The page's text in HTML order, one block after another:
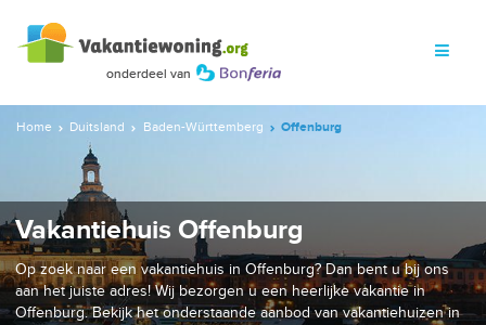
Home Duitsland Baden-Württemberg Offenburg
Vakantiehuis Offenburg
Op zoek naar een vakantiehuis in Offenburg? Dan bent u bij ons
aan het juiste adres! Wij bezorgen u een heerlijke vakantie in
Offenburg. Bekijk het onderstaande aanbod van vakantiehuizen in